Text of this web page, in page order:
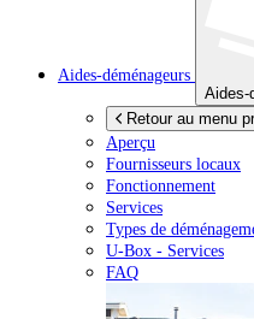
Aides-déménageurs
Aides-
Retour au menu
Aperçu
Fournisseurs locaux
Fonctionnement
Services
Types de
U-Box - Services
FAQ